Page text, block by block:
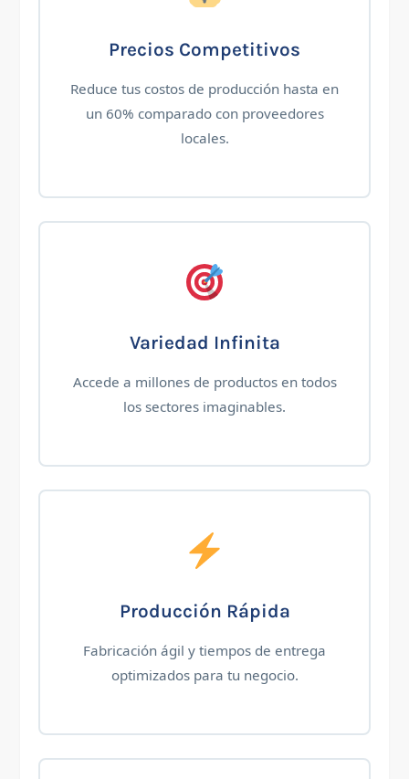
Precios Competitivos
Reduce tus costos de producción hasta en
un 60% comparado con proveedores
locales.
Variedad Infinita
Accede a millones de productos en todos
los sectores imaginables.
Producción Rápida
Fabricación ágil y tiempos de entrega
optimizados para tu negocio.